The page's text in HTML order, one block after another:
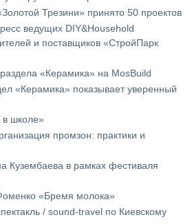
Трезини» принято 50 проектов
ведущих DIY&Household
и поставщиков «СтройПарк
«Керамика» на MosBuild
«Керамика» показывает уверенный
в школе»
промзон: практики и
Кузембаева в рамках фестиваля
«Бремя молока»
/ sound-travel по Киевскому